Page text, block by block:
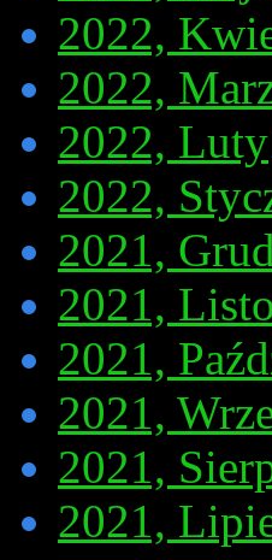
2022,
2022,
2022, Luty
2022,
2021,
2021,
2021,
2021,
2021,
2021,